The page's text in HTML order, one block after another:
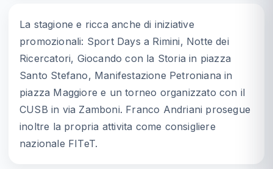
La stagione e ricca anche di iniziative
promozionali: Sport Days a Rimini, Notte dei
Ricercatori, Giocando con la Storia in piazza
Santo Stefano, Manifestazione Petroniana in
piazza Maggiore e un torneo organizzato con il
CUSB in via Zamboni. Franco Andriani prosegue
inoltre la propria attivita come consigliere
nazionale FITeT.